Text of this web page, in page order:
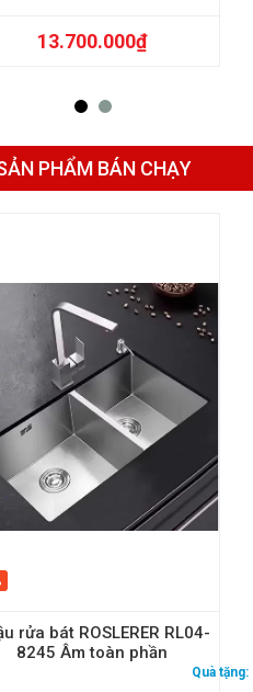
13.700.000₫
PHẨM BÁN CHẠY
rửa bát ROSLERER RL04-
8245 Âm toàn phần
Quà tặng: